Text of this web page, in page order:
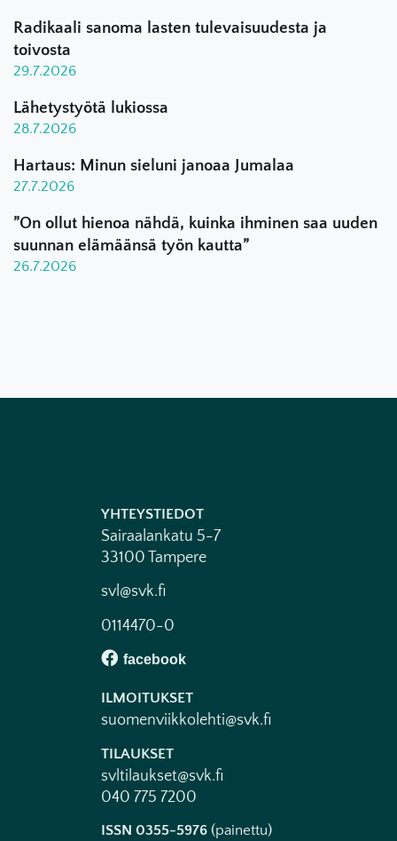
Radikaali sanoma lasten tulevaisuudesta ja
toivosta
29.7.2026
Lähetystyötä lukiossa
28.7.2026
Hartaus: Minun sieluni janoaa Jumalaa
27.7.2026
”On ollut hienoa nähdä, kuinka ihminen saa uuden
suunnan elämäänsä työn kautta”
26.7.2026
YHTEYSTIEDOT
Sairaalankatu 5-7
33100 Tampere
svl@svk.fi
0114470-0
ILMOITUKSET
suomenviikkolehti@svk.fi
TILAUKSET
svltilaukset@svk.fi
040 775 7200
ISSN 0355-5976 (painettu)